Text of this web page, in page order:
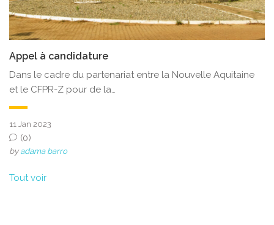
Appel à candidature
Dans le cadre du partenariat entre la Nouvelle Aquitaine
et le CFPR-Z pour de la…
11 Jan 2023
(0)
byadama barro
Tout voir